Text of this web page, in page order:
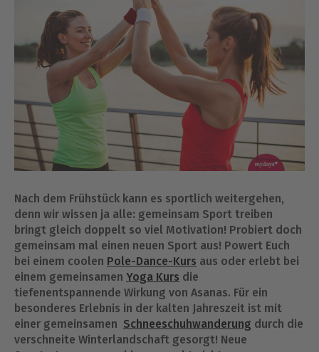
Nach dem Frühstück kann es sportlich weitergehen,
denn wir wissen ja alle: gemeinsam Sport treiben
bringt gleich doppelt so viel Motivation! Probiert doch
gemeinsam mal einen neuen Sport aus! Powert Euch
bei einem coolen Pole-Dance-Kurs aus oder erlebt bei
einem gemeinsamen Yoga Kurs die
tiefenentspannende Wirkung von Asanas. Für ein
besonderes Erlebnis in der kalten Jahreszeit ist mit
einer gemeinsamen Schneeschuhwanderung durch die
verschneite Winterlandschaft gesorgt! Neue